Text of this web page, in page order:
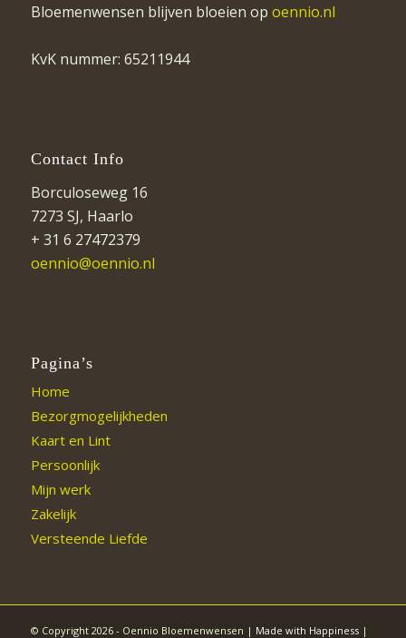
Bloemenwensen blijven bloeien op oennio.nl
KvK nummer: 65211944
Contact Info
Borculoseweg 16
7273 SJ, Haarlo
+ 31 6 27472379
oennio@oennio.nl
Pagina’s
Home
Bezorgmogelijkheden
Kaart en Lint
Persoonlijk
Mijn werk
Zakelijk
Versteende Liefde
© Copyright 2026 - Oennio Bloemenwensen | Made with Happiness|